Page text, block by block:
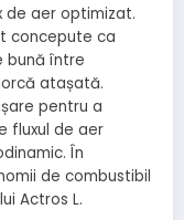
de aer optimizat.
concepute ca
bună între
atașată.
pentru a
fluxul de aer
În
de combustibil
Actros L.